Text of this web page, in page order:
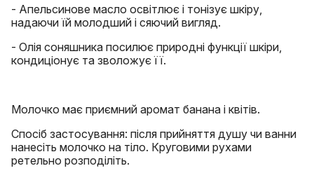
- Апельсинове масло освітлює і тонізує шкіру,
надаючи їй молодший і сяючий вигляд.
- Олія соняшника посилює природні функції шкіри,
кондиціонує та зволожує її.
Молочко має приємний аромат банана і квітів.
Спосіб застосування: після прийняття душу чи ванни
нанесіть молочко на тіло. Круговими рухами
ретельно розподіліть.